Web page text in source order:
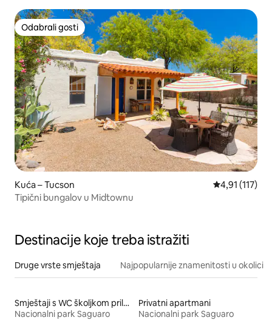
Odabrali gosti
Odabrali gosti
Kuća – Tucson Prosječna
4,91 (117)
Tipični bungalov u Midtownu
Destinacije koje treba istražiti
Druge vrste smještaja Najpopularnije znamenitosti u okolici
Smještaji s WC školjkom prilagođene visine
Nacionalni park Saguaro
Privatni apartmani
Nacionalni park Saguaro